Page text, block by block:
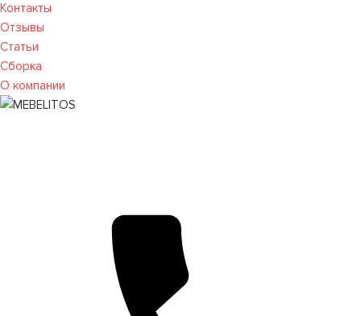
Контакты
Отзывы
Статьи
Сборка
О компании